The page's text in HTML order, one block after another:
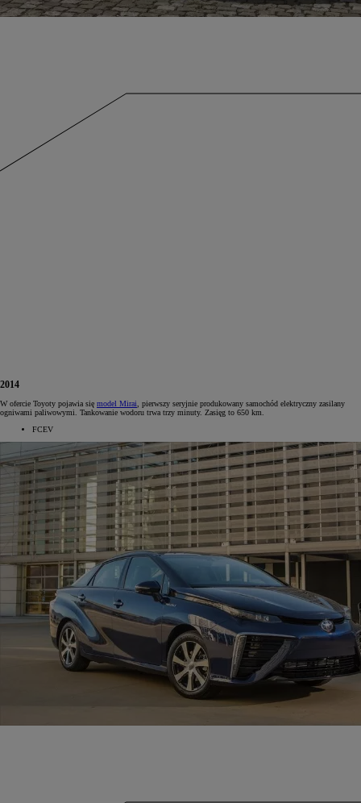
2014
W ofercie Toyoty pojawia się model Mirai, pierwszy seryjnie produkowany samochód elektryczny zasilany
ogniwami paliwowymi. Tankowanie wodoru trwa trzy minuty. Zasięg to 650 km.
FCEV